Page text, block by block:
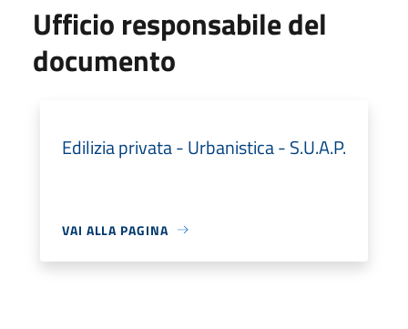
Ufficio responsabile del
documento
Edilizia privata - Urbanistica - S.U.A.P.
VAI ALLA PAGINA